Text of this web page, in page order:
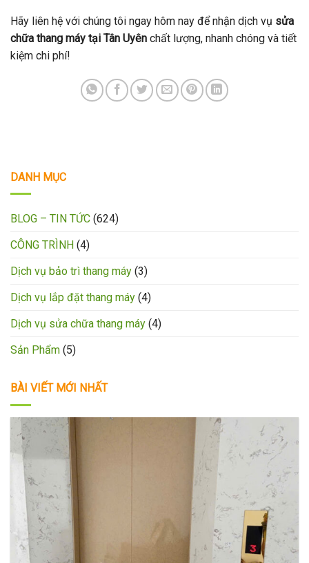
Hãy liên hệ với chúng tôi ngay hôm nay để nhận dịch vụ sửa
chữa thang máy tại Tân Uyên chất lượng, nhanh chóng và tiết
kiệm chi phí!
DANH MỤC
BLOG – TIN TỨC (624)
CÔNG TRÌNH (4)
Dịch vụ bảo trì thang máy (3)
Dịch vụ lắp đặt thang máy (4)
Dịch vụ sửa chữa thang máy (4)
Sản Phẩm (5)
BÀI VIẾT MỚI NHẤT